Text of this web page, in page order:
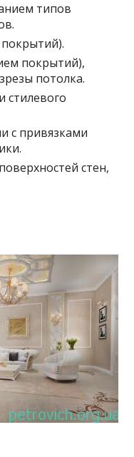
типов
покрытий),
потолка.
стилевого
с привязками
стен,